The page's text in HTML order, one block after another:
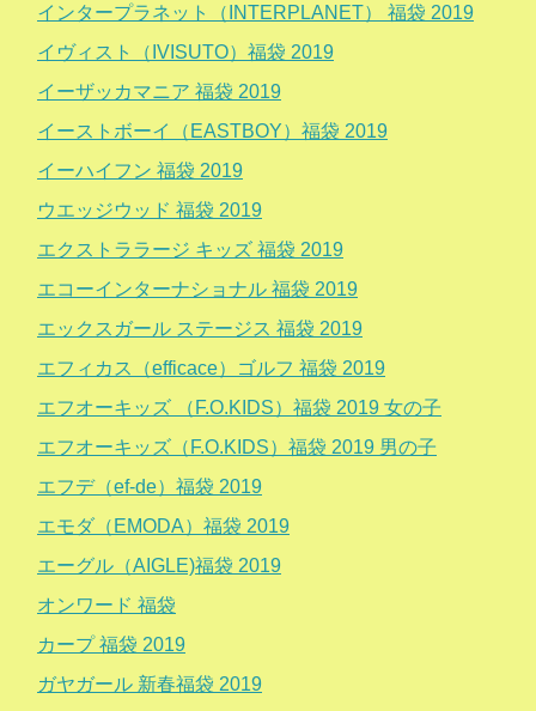
インタープラネット（INTERPLANET） 福袋 2019
イヴィスト（IVISUTO）福袋 2019
イーザッカマニア 福袋 2019
イーストボーイ（EASTBOY）福袋 2019
イーハイフン 福袋 2019
ウエッジウッド 福袋 2019
エクストララージ キッズ 福袋 2019
エコーインターナショナル 福袋 2019
エックスガール ステージス 福袋 2019
エフィカス（efficace）ゴルフ 福袋 2019
エフオーキッズ （F.O.KIDS）福袋 2019 女の子
エフオーキッズ（F.O.KIDS）福袋 2019 男の子
エフデ（ef-de）福袋 2019
エモダ（EMODA）福袋 2019
エーグル（AIGLE)福袋 2019
オンワード 福袋
カープ 福袋 2019
ガヤガール 新春福袋 2019